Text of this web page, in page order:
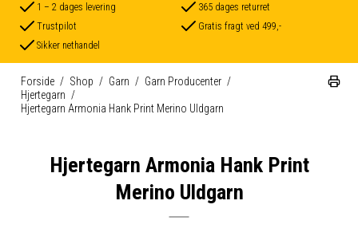
1 – 2 dages levering
365 dages returret
Trustpilot
Gratis fragt ved 499,-
Sikker nethandel
Forside / Shop / Garn / Garn Producenter /
Hjertegarn /
Hjertegarn Armonia Hank Print Merino Uldgarn
Hjertegarn Armonia Hank Print
Merino Uldgarn